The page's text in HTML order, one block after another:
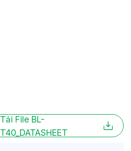
Tải File BL-
T40_DATASHEET